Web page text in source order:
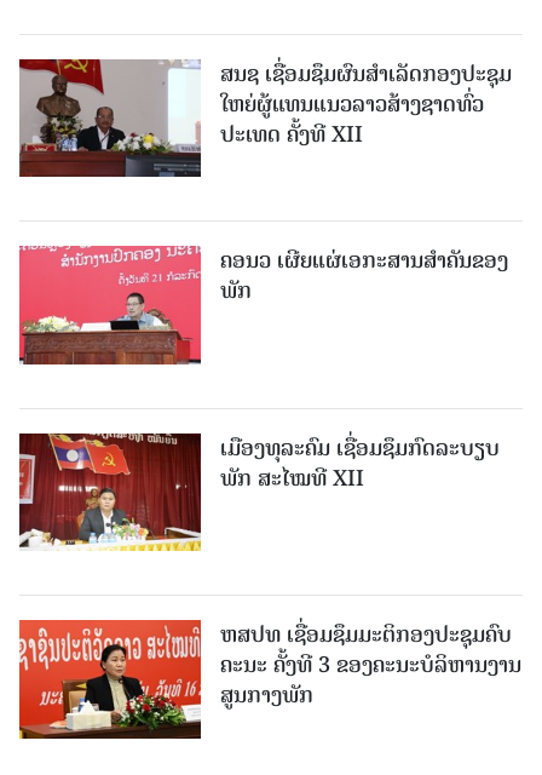
ສນຊ ເຊື່ອມຊຶມຜົນສໍາເລັດກອງປະຊຸມ
ໃຫຍ່ຜູ້ແທນແນວລາວສ້າງຊາດທົ່ວ
ປະເທດ ຄັ້ງທີ XII
ຄອນວ ເຜີຍແຜ່ເອກະສານສໍາຄັນຂອງ
ພັກ
ເມືອງທຸລະຄົມ ເຊື່ອມຊຶມກົດລະບຽບ
ພັກ ສະໄໝທີ XII
ຫສປທ ເຊື່ອມຊຶມມະຕິກອງປະຊຸມຄົບ
ຄະນະ ຄັ້ງທີ 3 ຂອງຄະນະບໍລິຫານງານ
ສູນກາງພັກ